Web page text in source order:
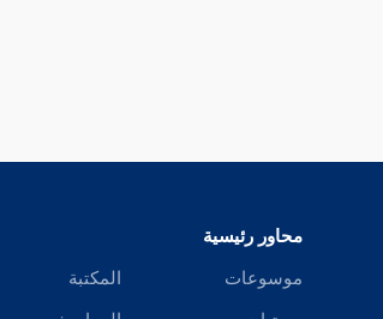
محاور رئيسية
موسوعات المكتبة